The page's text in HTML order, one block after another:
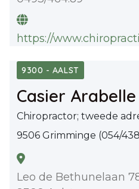
https://
9300 - AALST
Casier Arabelle
Chiropractor; tweede
9506 Grimminge (054/
Leo de Bethunelaan